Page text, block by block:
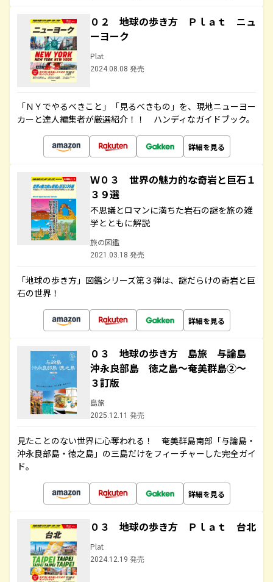
０２ 地球の歩き方 Ｐｌａｔ ニュ
ーヨーク
Plat
2024.08.08 発売
「ＮＹでやるべきこと」「見るべきもの」を、現地ニューヨー
カーと達人編集者が厳選紹介！！ ハンディなガイドブック。
詳細を見る
Ｗ０３ 世界の魅力的な奇岩と巨石１
３９選
不思議とロマンに満ちた岩石の謎を旅の雑
学とともに解説
旅の図鑑
2021.03.18 発売
「地球の歩き方」図鑑シリーズ第３弾は、謎だらけの奇岩と巨
石の世界！
詳細を見る
０３ 地球の歩き方 島旅 与論島
沖永良部島 徳之島～奄美群島②～
３訂版
島旅
2025.12.11 発売
見たことのない世界に心奪われる！ 奄美群島南部「与論島・
沖永良部島・徳之島」の三島だけをフィーチャーした完全ガイ
ド。
詳細を見る
０３ 地球の歩き方 Ｐｌａｔ 台北
Plat
2024.12.19 発売